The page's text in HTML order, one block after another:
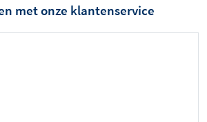
met onze klantenservice